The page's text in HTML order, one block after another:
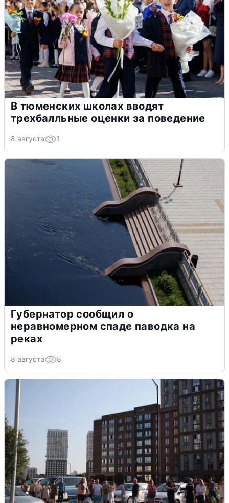
В тюменских школах вводят
трехбалльные оценки за поведение
8 августа 1
Губернатор сообщил о
неравномерном спаде паводка на
реках
8 августа 8